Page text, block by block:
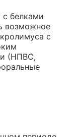
с белками
возможное
с
(НПВС,